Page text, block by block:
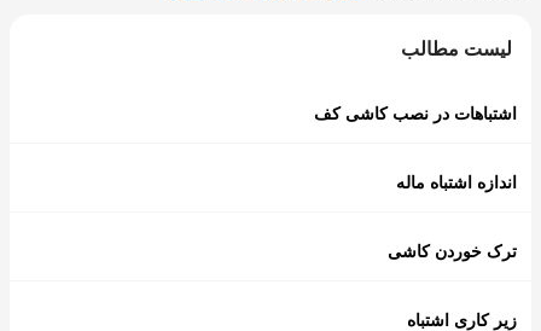
لیست مطالب
اشتباهات در نصب کاشی کف
اندازه اشتباه ماله
ترک خوردن کاشی
زیر کاری اشتباه